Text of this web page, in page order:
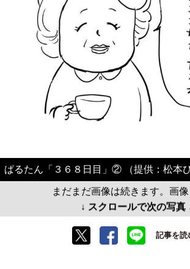
ぱるたん「３６８日目」② （提供：松本
まだまだ画像は続きます。画像
↓ スクロールで次の写真
記事を読